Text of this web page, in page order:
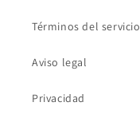
Términos del servicio
Aviso legal
Privacidad